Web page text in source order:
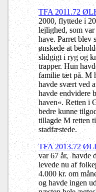
TFA 2011.72
2000, flyttede i
lejlighed, som
have. Parret blev
ønskede at
slidgigt i ryg og
trapper. Hun
familie tæt på. M
havde svært ved
havde endvidere
haven«. Retten i
bedre kunne
tillagde M retten
stadfæstede.
TFA 2013.72
var 67 år, havde
levede nu af
4.000 kr. om
og havde ingen